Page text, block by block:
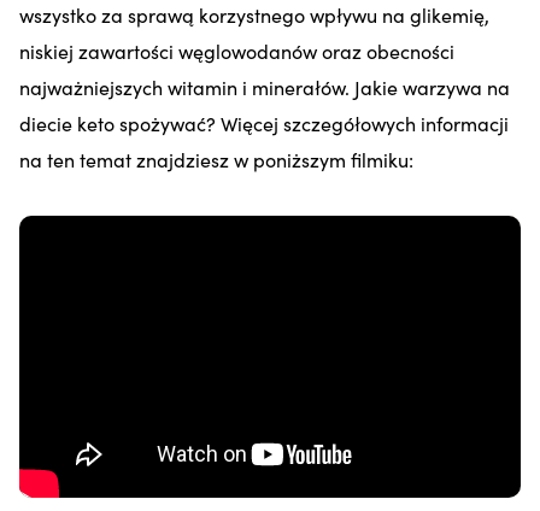
wszystko za sprawą korzystnego wpływu na glikemię,
niskiej zawartości węglowodanów oraz obecności
najważniejszych witamin i minerałów. Jakie warzywa na
diecie keto spożywać? Więcej szczegółowych informacji
na ten temat znajdziesz w poniższym filmiku: